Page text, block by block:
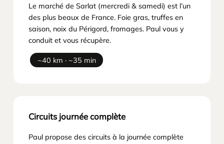
Le marché de Sarlat (mercredi & samedi) est l’un
des plus beaux de France. Foie gras, truffes en
saison, noix du Périgord, fromages. Paul vous y
conduit et vous récupère.
~40 km · ~35 min
Circuits journée complète
Paul propose des circuits à la journée complète